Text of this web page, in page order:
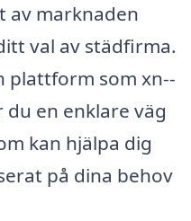
av marknaden
val av städfirma.
plattform som xn--
en enklare väg
kan hjälpa dig
på dina behov